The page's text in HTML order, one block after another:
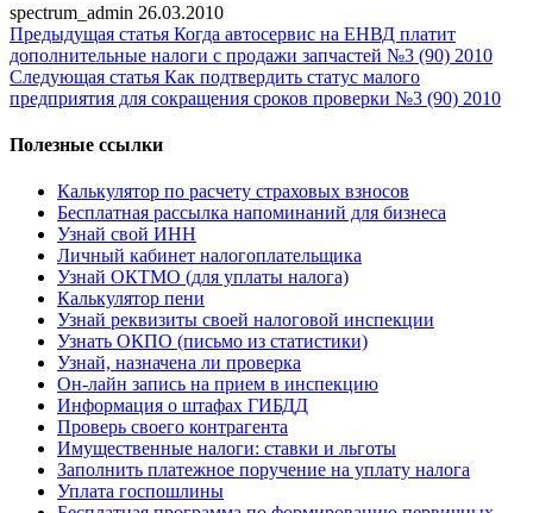
spectrum_admin 26.03.2010
Предыдущая статья Когда автосервис на ЕНВД платит
дополнительные налоги с продажи запчастей №3 (90) 2010
Следующая статья Как подтвердить статус малого
предприятия для сокращения сроков проверки №3 (90) 2010
Полезные ссылки
Калькулятор по расчету страховых взносов
Бесплатная рассылка напоминаний для бизнеса
Узнай свой ИНН
Личный кабинет налогоплательщика
Узнай ОКТМО (для уплаты налога)
Калькулятор пени
Узнай реквизиты своей налоговой инспекции
Узнать ОКПО (письмо из статистики)
Узнай, назначена ли проверка
Он-лайн запись на прием в инспекцию
Информация о штафах ГИБДД
Проверь своего контрагента
Имущественные налоги: ставки и льготы
Заполнить платежное поручение на уплату налога
Уплата госпошлины